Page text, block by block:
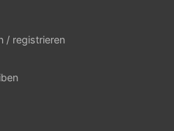
/ registrieren